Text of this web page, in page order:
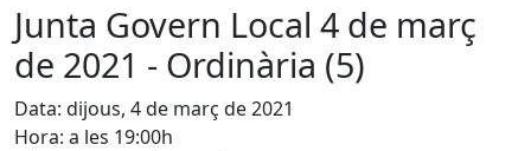
Junta Govern Local 4 de març
de 2021 - Ordinària (5)
Data: dijous, 4 de març de 2021
Hora: a les 19:00h